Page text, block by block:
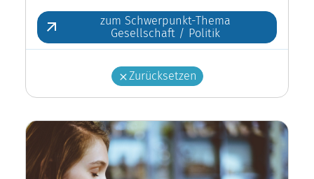
zum Schwerpunkt-Thema
Gesellschaft / Politik
Zurücksetzen